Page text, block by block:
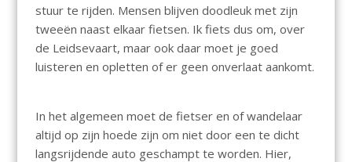
stuur te rijden. Mensen blijven doodleuk met zijn
tweeën naast elkaar fietsen. Ik fiets dus om, over
de Leidsevaart, maar ook daar moet je goed
luisteren en opletten of er geen onverlaat aankomt.
In het algemeen moet de fietser en of wandelaar
altijd op zijn hoede zijn om niet door een te dicht
langsrijdende auto geschampt te worden. Hier,